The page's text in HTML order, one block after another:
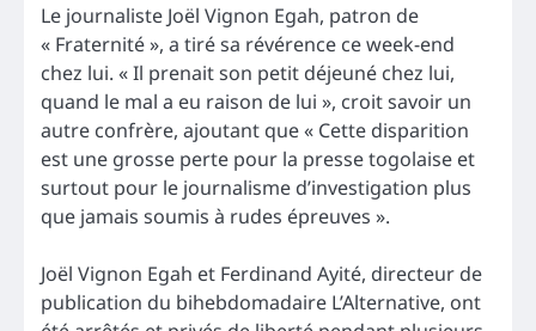
Le journaliste Joël Vignon Egah, patron de
« Fraternité », a tiré sa révérence ce week-end
chez lui. « Il prenait son petit déjeuné chez lui,
quand le mal a eu raison de lui », croit savoir un
autre confrère, ajoutant que « Cette disparition
est une grosse perte pour la presse togolaise et
surtout pour le journalisme d’investigation plus
que jamais soumis à rudes épreuves ».
Joël Vignon Egah et Ferdinand Ayité, directeur de
publication du bihebdomadaire L’Alternative, ont